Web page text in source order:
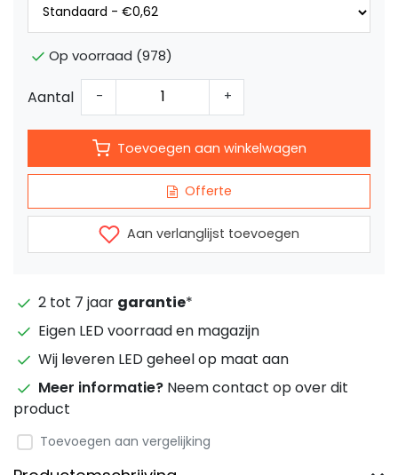
Op voorraad (978)
Aantal - +
Toevoegen aan winkelwagen
Offerte
Aan verlanglijst toevoegen
2 tot 7 jaar garantie*
Eigen LED voorraad en magazijn
Wij leveren LED geheel op maat aan
Meer informatie? Neem contact op over dit
product
Toevoegen aan vergelijking